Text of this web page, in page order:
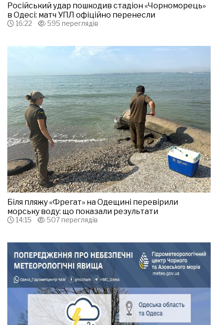
Російський удар пошкодив стадіон «Чорноморець»
в Одесі: матч УПЛ офіційно перенесли
16:22 595 переглядів
Біля пляжу «Фрегат» на Одещині перевірили
морську воду: що показали результати
14:15 507 переглядів